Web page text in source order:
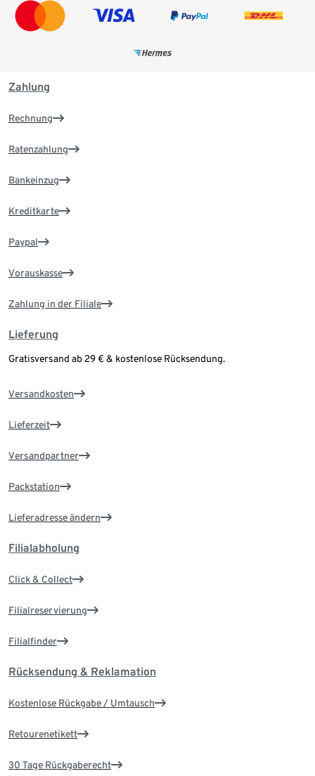
Zahlung
Rechnung
Ratenzahlung
Bankeinzug
Kreditkarte
Paypal
Vorauskasse
Zahlung in der Filiale
Lieferung
Gratisversand ab 29 € & kostenlose Rücksendung.
Versandkosten
Lieferzeit
Versandpartner
Packstation
Lieferadresse ändern
Filialabholung
Click & Collect
Filialreservierung
Filialfinder
Rücksendung & Reklamation
Kostenlose Rückgabe / Umtausch
Retourenetikett
30 Tage Rückgaberecht